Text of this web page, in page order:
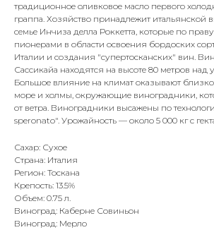
традиционное оливковое масло первого
граппа. Хозяйство принадлежит итальянской
семье Инчиза делла Роккетта, которые по
пионерами в области освоения бордоских
Италии и создания "супертосканских" вин.
Сассикайа находятся на высоте 80 метров
Большое влияние на климат оказывают
море и холмы, окружающие виноградники,
от ветра. Виноградники высажены по
speronato". Урожайность — около 5 000 кг с
Сахар: Сухое
Страна: Италия
Регион: Тоскана
Крепость: 13.5%
Объем: 0.75 л.
Виноград: Каберне Совиньон
Виноград: Мерло